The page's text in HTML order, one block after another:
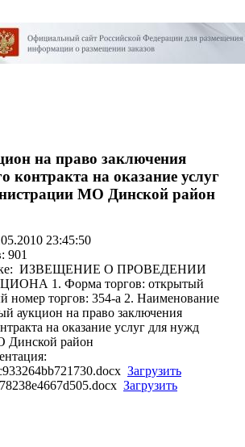
на право заключения
контракта на оказание услуг
МО Динской район
23:45:50
901
ИЗВЕЩЕНИЕ О ПРОВЕДЕНИИ
1. Форма торгов: открытый
номер торгов: 354-а 2. Наименование
аукцион на право заключения
на оказание услуг для нужд
Динской район
Загрузить
Загрузить